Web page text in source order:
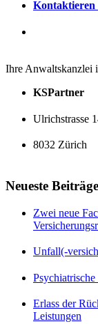
Kontaktieren
Ihre Anwaltskanzlei
KSPartner
Ulrichstrasse
8032 Zürich
Neueste Beiträge
Zwei neue
Unfall(-
Erlass der
Leistungen